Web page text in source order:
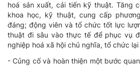
hoá sản xuất, cải tiến kỹ thuật. Tăng
khoa học, kỹ thuật, cung cấp
đáng; động viên và tổ chức tốt lực
thuật đi sâu vào thực tế để phục vụ
nghiệp hoá xã hội chủ nghĩa, tổ chức
- Củng cố và hoàn thiện một bước